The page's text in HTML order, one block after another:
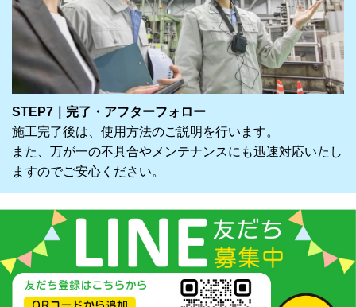
STEP7｜完了・アフターフォロー
施工完了後は、使用方法のご説明を行います。
また、万が一の不具合やメンテナンスにも迅速対応いたし
ますのでご安心ください。